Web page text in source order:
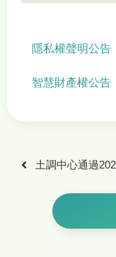
隱私權聲明公告
智慧財產權公告